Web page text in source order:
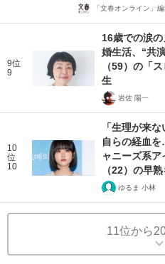
「文春オンライン」
9位
9
16歳での涙
婚生活、“共
（59）の「
生
岩佐 陽一
10
位
10
「生理が来
自らの経血
ャニーズ系
（22）の早
ゆるま 小林
11位から